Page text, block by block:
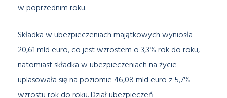
w poprzednim roku.
Składka w ubezpieczeniach majątkowych wyniosła
20,61 mld euro, co jest wzrostem o 3,3% rok do roku,
natomiast składka w ubezpieczeniach na życie
uplasowała się na poziomie 46,08 mld euro z 5,7%